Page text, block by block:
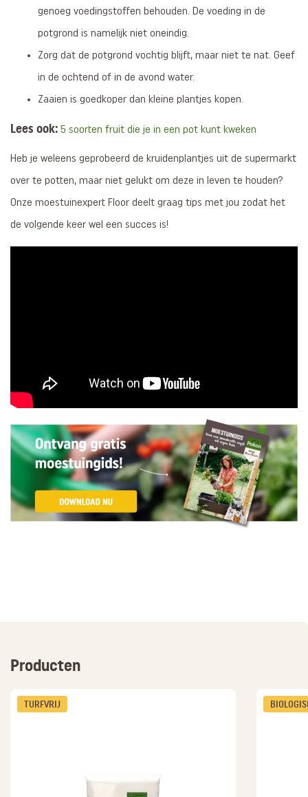
genoeg voedingstoffen behouden. De voeding in de
potgrond is namelijk niet oneindig.
Zorg dat de potgrond vochtig blijft, maar niet te nat. Geef
in de ochtend of in de avond water.
Zaaien is goedkoper dan kleine plantjes kopen.
Lees ook: 5 soorten fruit die je in een pot kunt kweken
Heb je weleens geprobeerd de kruidenplantjes uit de supermarkt
over te potten, maar niet gelukt om deze in leven te houden?
Onze moestuinexpert Floor deelt graag tips met jou zodat het
de volgende keer wel een succes is!
Producten
TURFVRIJ